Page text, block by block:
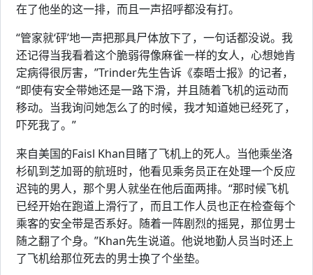
在了他坐的这一排，而且一声招呼都没有打。
“管家就‘砰’地一声把那具尸体放下了，一句话都没说。我
还记得当我看着这个脆弱得像麻雀一样的女人，心想她肯
定病得很厉害，”Trinder先生告诉《泰晤士报》的记者，
“即使有安全带她还是一路下滑，并且随着飞机的运动而
移动。当我询问她怎么了的时候，我才知道她已经死了，
吓死我了。”
来自美国的Faisl Khan目睹了飞机上的死人。当他乘坐洛
杉矶到芝加哥的航班时，他看见乘务员正在处理一个反应
迟钝的男人，那个男人就坐在他后面两排。“那时候飞机
已经开始在跑道上滑行了，而且工作人员也正在检查每个
乘客的安全带是否系好。随着一阵剧烈的摇晃，那位男士
随之翻了个身。”Khan先生说道。他说地勤人员当时还上
了飞机给那位死去的男士换了个坐垫。